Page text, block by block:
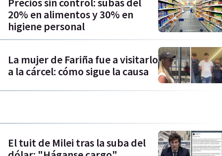
20% en alimentos y 30% en
higiene personal
La mujer de Fariña fue a visitarlo
a la cárcel: cómo sigue la causa
El tuit de Milei tras la suba del